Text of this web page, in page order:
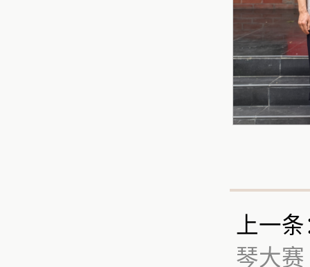
上一
琴大